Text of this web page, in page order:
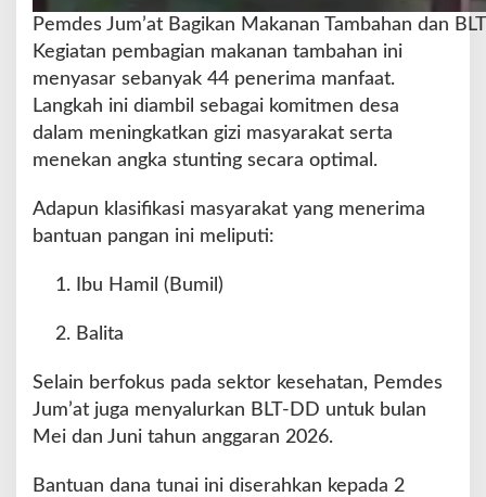
Pemdes Jum’at Bagikan Makanan Tambahan dan
Kegiatan pembagian makanan tambahan ini
menyasar sebanyak 44 penerima manfaat.
Langkah ini diambil sebagai komitmen desa
dalam meningkatkan gizi masyarakat serta
menekan angka stunting secara optimal.
Adapun klasifikasi masyarakat yang menerima
bantuan pangan ini meliputi:
Ibu Hamil (Bumil)
Balita
Selain berfokus pada sektor kesehatan, Pemdes
Jum’at juga menyalurkan BLT-DD untuk bulan
Mei dan Juni tahun anggaran 2026.
Bantuan dana tunai ini diserahkan kepada 2